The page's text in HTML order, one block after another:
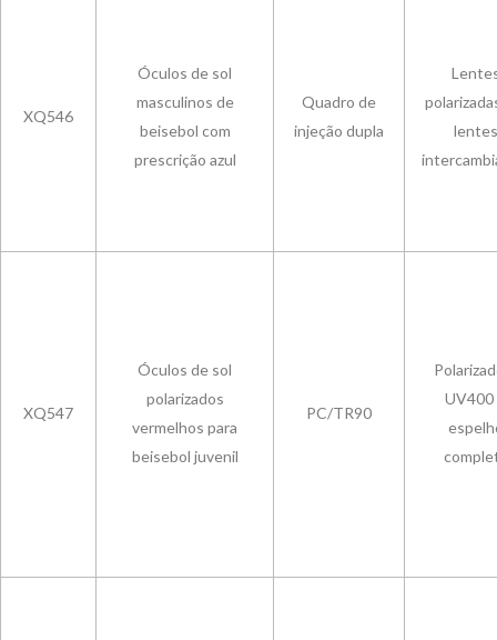
XQ546
Óculos de sol
masculinos de
beisebol com
prescrição azul
Quadro de
injeção dupla
lentes
XQ547
Óculos de sol
polarizados
vermelhos para
beisebol juvenil
PC/TR90
UV400